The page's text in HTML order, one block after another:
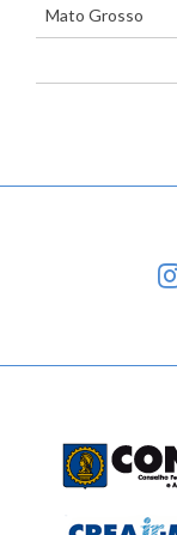
Mato Grosso